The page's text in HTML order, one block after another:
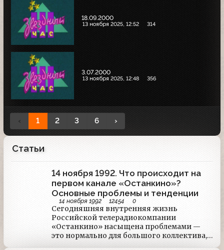
18.09.2000
13 ноября 2025, 12:52 314
3.07.2000
13 ноября 2025, 12:48 356
‹ 1 2 3 6 ›
Статьи
14 ноября 1992. Что происходит на
первом канале «Останкино»?
Основные проблемы и тенденции
14 ноября 1992 12454 0
Сегодняшняя внутренняя жизнь
Российской телерадиокомпании
«Останкино» насыщена проблемами —
это нормально для большого коллектива,
живущего по своим, иногда